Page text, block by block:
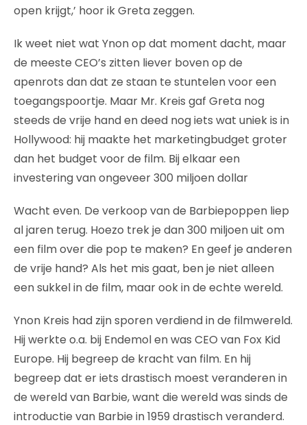
open krijgt,’ hoor ik Greta zeggen.
Ik weet niet wat Ynon op dat moment dacht, maar
de meeste CEO’s zitten liever boven op de
apenrots dan dat ze staan te stuntelen voor een
toegangspoortje. Maar Mr. Kreis gaf Greta nog
steeds de vrije hand en deed nog iets wat uniek is in
Hollywood: hij maakte het marketingbudget groter
dan het budget voor de film. Bij elkaar een
investering van ongeveer 300 miljoen dollar
Wacht even. De verkoop van de Barbiepoppen liep
al jaren terug. Hoezo trek je dan 300 miljoen uit om
een film over die pop te maken? En geef je anderen
de vrije hand? Als het mis gaat, ben je niet alleen
een sukkel in de film, maar ook in de echte wereld.
Ynon Kreis had zijn sporen verdiend in de filmwereld.
Hij werkte o.a. bij Endemol en was CEO van Fox Kid
Europe. Hij begreep de kracht van film. En hij
begreep dat er iets drastisch moest veranderen in
de wereld van Barbie, want die wereld was sinds de
introductie van Barbie in 1959 drastisch veranderd.